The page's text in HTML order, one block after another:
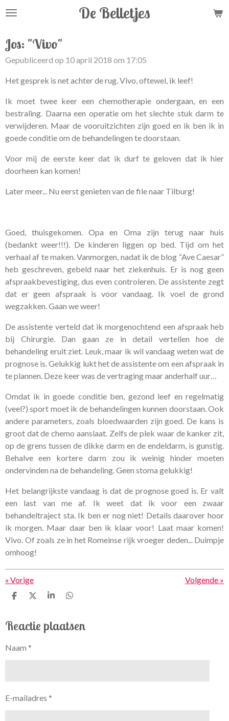
Ga
de
hoofdinhoud
De Belletjes
Jos: "Vivo"
Gepubliceerd op 10 april 2018 om 17:05
Het gesprek is net achter de rug. Vivo, oftewel, ik leef!
Ik moet twee keer een chemotherapie ondergaan, en een
bestraling. Daarna een operatie om het slechte stuk darm te
verwijderen. Maar de vooruitzichten zijn goed en ik ben ik in
goede conditie om de behandelingen te doorstaan.
Voor mij de eerste keer dat ik durf te geloven dat ik hier
doorheen kan komen!
Later meer... Nu eerst genieten van de file naar Tilburg!
Goed, thuisgekomen. Opa en Oma zijn terug naar huis
(bedankt weer!!!). De kinderen liggen op bed. Tijd om het
verhaal af te maken. Vanmorgen, nadat ik de blog “Ave Caesar”
heb geschreven, gebeld naar het ziekenhuis. Er is nog geen
afspraakbevestiging, dus even controleren. De assistente zegt
dat er geen afspraak is voor vandaag. Ik voel de grond
wegzakken. Gaan we weer!
De assistente verteld dat ik morgenochtend een afspraak heb
bij Chirurgie. Dan gaan ze in detail vertellen hoe de
behandeling eruit ziet. Leuk, maar ik wil vandaag weten wat de
prognose is. Gelukkig lukt het de assistente om een afspraak in
te plannen. Deze keer was de vertraging maar anderhalf uur…
Omdat ik in goede conditie ben, gezond leef en regelmatig
(veel?) sport moet ik de behandelingen kunnen doorstaan. Ook
andere parameters, zoals bloedwaarden zijn goed. De kans is
groot dat de chemo aanslaat. Zelfs de plek waar de kanker zit,
op de grens tussen de dikke darm en de endeldarm, is gunstig.
Behalve een kortere darm zou ik weinig hinder moeten
ondervinden na de behandeling. Geen stoma gelukkig!
Het belangrijkste vandaag is dat de prognose goed is. Er valt
een last van me af. Ik weet dat ik voor een zwaar
behandeltraject sta. Ik ben er nog niet! Details daarover hoor
ik morgen. Maar daar ben ik klaar voor! Laat maar komen!
Vivo. Of zoals ze in het Romeinse rijk vroeger deden... Duimpje
omhoog!
« Vorige Volgende »
D
e
n
D
l
S
r
e
D
e
n
Reactie plaatsen
Naam *
E-mailadres *